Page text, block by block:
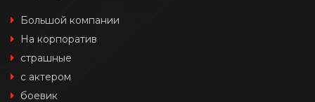
Большой компании
На корпоратив
страшные
с актером
боевик